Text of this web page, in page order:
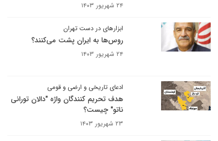
۲۴ شهریور ۱۴۰۳
ابزارهای در دست تهران
روس‌ها به ایران پشت می‌کنند؟
۲۴ شهریور ۱۴۰۳
ادعای تاریخی و ارضی و قومی
هدف تحریم کنندگان واژه "دالان تورانی
ناتو" چیست؟
۲۳ شهریور ۱۴۰۳